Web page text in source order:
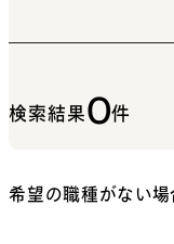
検索結果0件
希望の職種がない場